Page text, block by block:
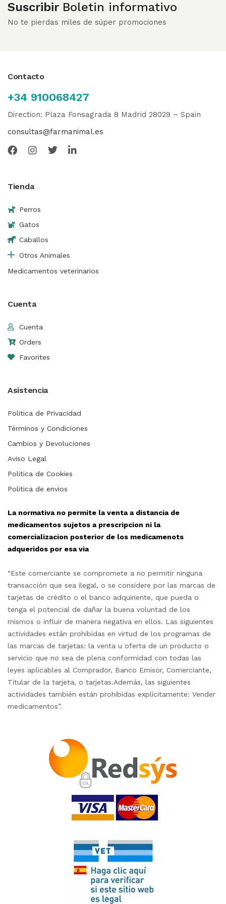
Suscribir Boletin informativo
No te pierdas miles de súper promociones
Contacto
+34 910068427
Direction: Plaza Fonsagrada 8 Madrid 28029 – Spain
consultas@farmanimal.es
Tienda
Perros
Gatos
Caballos
Otros Animales
Medicamentos veterinarios
Cuenta
Cuenta
Orders
Favorites
Asistencia
Politica de Privacidad
Términos y Condiciones
Cambios y Devoluciones
Aviso Legal
Politica de Cookies
Politica de envios
La normativa no permite la venta a distancia de
medicamentos sujetos a prescripcion ni la
comercializacion posterior de los medicamenots
adqueridos por esa via
“Este comerciante se compromete a no permitir ninguna
transacción que sea ilegal, o se considere por las marcas de
tarjetas de crédito o el banco adquiriente, que pueda o
tenga el potencial de dañar la buena voluntad de los
mismos o influir de manera negativa en ellos. Las siguientes
actividades están prohibidas en virtud de los programas de
las marcas de tarjetas: la venta u oferta de un producto o
servicio que no sea de plena conformidad con todas las
leyes aplicables al Comprador, Banco Emisor, Comerciante,
Titular de la tarjeta, o tarjetas.Además, las siguientes
actividades también están prohibidas explícitamente: Vender
medicamentos”.